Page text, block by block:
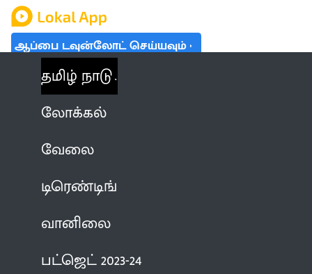
ஆப்பை டவுன்லோட் செய்யவும்
தமிழ் நாடு
லோக்கல்
வேலை
டிரெண்டிங்
வானிலை
பட்ஜெட் 2023-24